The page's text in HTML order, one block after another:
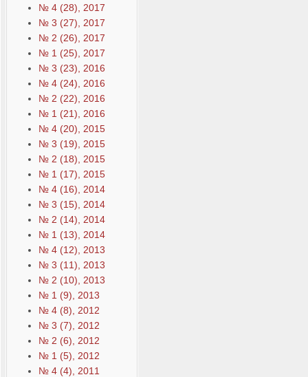
№ 4 (28), 2017
№ 3 (27), 2017
№ 2 (26), 2017
№ 1 (25), 2017
№ 3 (23), 2016
№ 4 (24), 2016
№ 2 (22), 2016
№ 1 (21), 2016
№ 4 (20), 2015
№ 3 (19), 2015
№ 2 (18), 2015
№ 1 (17), 2015
№ 4 (16), 2014
№ 3 (15), 2014
№ 2 (14), 2014
№ 1 (13), 2014
№ 4 (12), 2013
№ 3 (11), 2013
№ 2 (10), 2013
№ 1 (9), 2013
№ 4 (8), 2012
№ 3 (7), 2012
№ 2 (6), 2012
№ 1 (5), 2012
№ 4 (4), 2011